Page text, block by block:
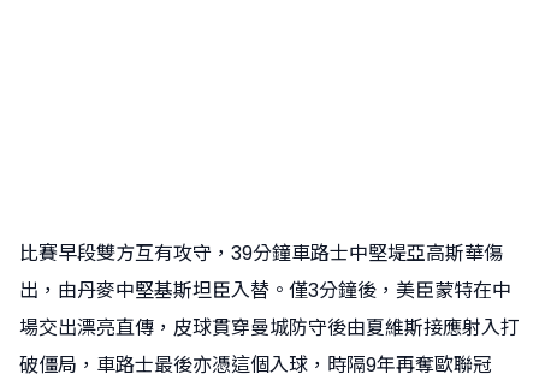
比賽早段雙方互有攻守，39分鐘車路士中堅堤亞高斯華傷
出，由丹麥中堅基斯坦臣入替。僅3分鐘後，美臣蒙特在中
場交出漂亮直傳，皮球貫穿曼城防守後由夏維斯接應射入打
破僵局，車路士最後亦憑這個入球，時隔9年再奪歐聯冠